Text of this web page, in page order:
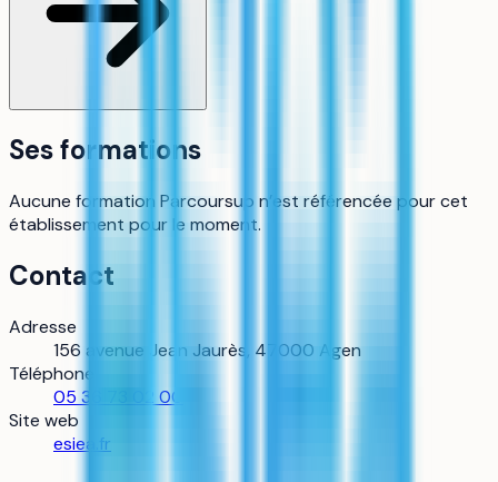
Ses formations
Aucune formation Parcoursup n’est référencée pour cet
établissement pour le moment.
Contact
Adresse
156 avenue Jean Jaurès, 47000 Agen
Téléphone
05 36 73 02 00
Site web
esiea.fr